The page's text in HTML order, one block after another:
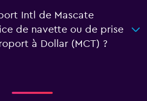
Intl de Mascate
de navette ou de prise
à Dollar (MCT) ?